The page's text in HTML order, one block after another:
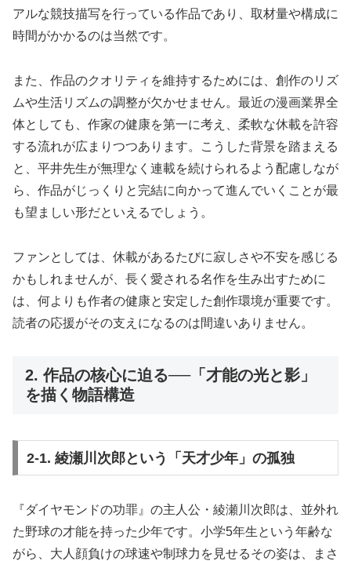
アルな競技描写を行っている作品であり、取材量や構成に
時間がかかるのは当然です。
また、作品のクオリティを維持するためには、創作のリズ
ムや生活リズムの調整が欠かせません。最近の漫画業界全
体としても、作家の健康を第一に考え、柔軟な休載を許容
する流れが広まりつつあります。こうした背景を踏まえる
と、平井先生が無理なく連載を続けられるよう配慮しなが
ら、作品がじっくりと完結に向かって進んでいくことが最
も望ましい形だといえるでしょう。
ファンとしては、休載があるたびに寂しさや不安を感じる
かもしれませんが、長く愛される名作を生み出すために
は、何よりも作者の健康と安定した創作環境が重要です。
読者の応援がその支えになるのは間違いありません。
2. 作品の核心に迫る──「才能の光と影」
を描く物語構造
2-1. 綾瀬川次郎という「天才少年」の孤独
『ダイヤモンドの功罪』の主人公・綾瀬川次郎は、並外れ
た野球の才能を持った少年です。小学5年生という年齢な
がら、大人顔負けの球速や制球力を見せるその姿は、まさ